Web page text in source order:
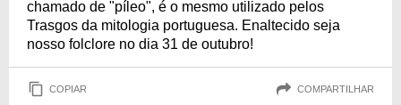
chamado de "píleo", é o mesmo utilizado pelos
Trasgos da mitologia portuguesa. Enaltecido seja
nosso folclore no dia 31 de outubro!
COPIAR COMPARTILHAR